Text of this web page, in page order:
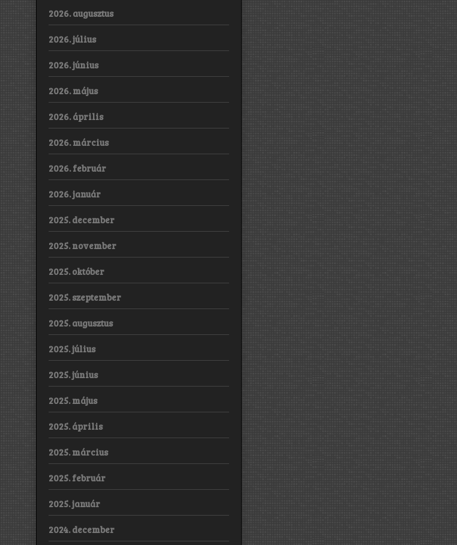
2026. augusztus
2026. július
2026. június
2026. május
2026. április
2026. március
2026. február
2026. január
2025. december
2025. november
2025. október
2025. szeptember
2025. augusztus
2025. július
2025. június
2025. május
2025. április
2025. március
2025. február
2025. január
2024. december